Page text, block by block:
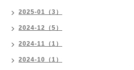
2025-01（3）
2024-12（5）
2024-11（1）
2024-10（1）